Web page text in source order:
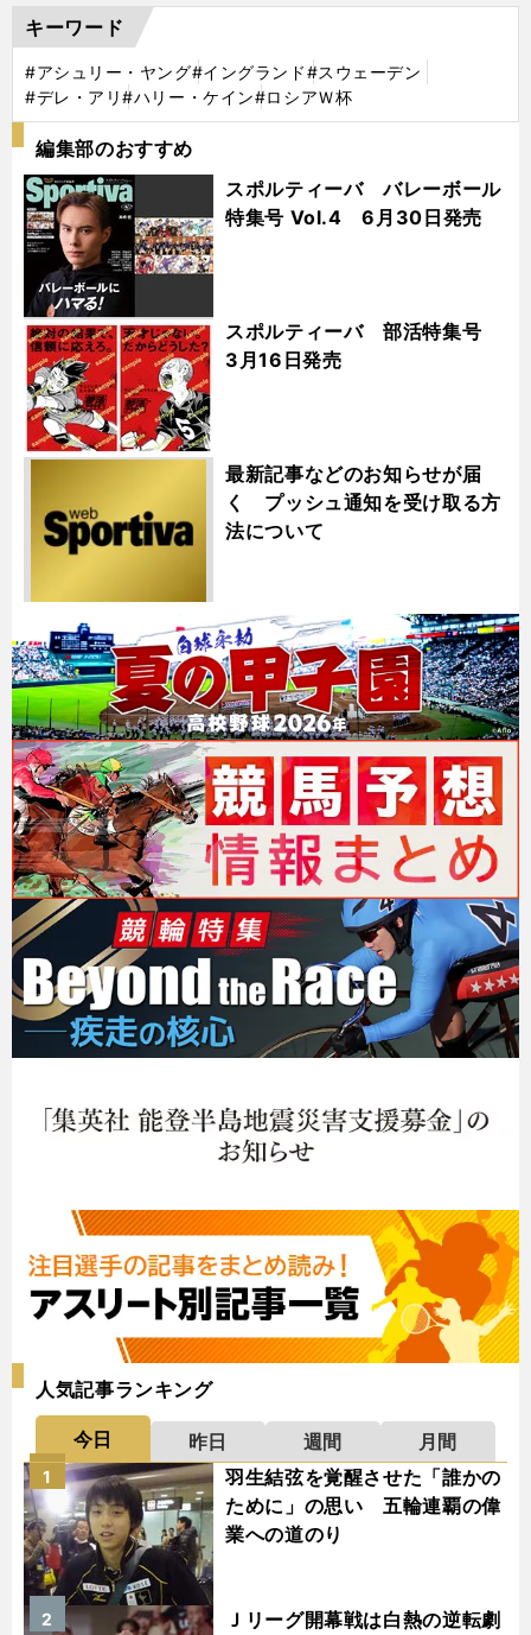
キーワード
#アシュリー・ヤング#イングランド#スウェーデン
#デレ・アリ#ハリー・ケイン#ロシアＷ杯
編集部のおすすめ
スポルティーバ バレーボール
特集号 Vol.4 6月30日発売
スポルティーバ 部活特集号
3月16日発売
最新記事などのお知らせが届
く プッシュ通知を受け取る方
法について
人気記事ランキング
今日 昨日 週間
月間
羽生結弦を覚醒させた「誰かの
ために」の思い 五輪連覇の偉
業への道のり
1
Ｊリーグ開幕戦は白熱の逆転劇
2